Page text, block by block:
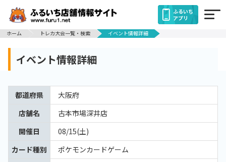
ふるいち
アプリ
ホーム
トレカ大会一覧・検索 イベント情報詳細
イベント情報詳細
都道府県
大阪府
店舗名
古本市場深井店
開催日
08/15(土)
カード種別
ポケモンカードゲーム